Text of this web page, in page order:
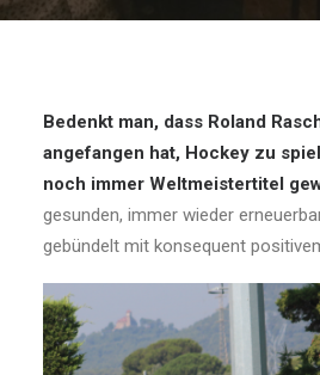
Bedenkt man, dass Roland
angefangen hat, Hockey zu
noch immer Weltmeistertitel
gesunden, immer wieder
gebündelt mit konsequent